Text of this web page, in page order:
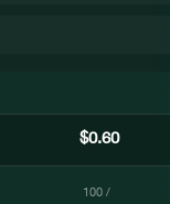
/ 100